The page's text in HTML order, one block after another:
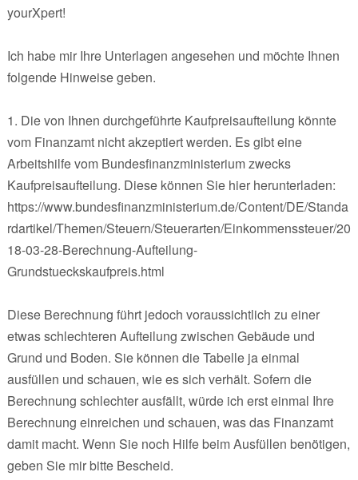
yourXpert!
Ich habe mir Ihre Unterlagen angesehen und möchte Ihnen
folgende Hinweise geben.
1. Die von Ihnen durchgeführte Kaufpreisaufteilung könnte
vom Finanzamt nicht akzeptiert werden. Es gibt eine
Arbeitshilfe vom Bundesfinanzministerium zwecks
Kaufpreisaufteilung. Diese können Sie hier herunterladen:
https://www.bundesfinanzministerium.de/Content/DE/Standa
rdartikel/Themen/Steuern/Steuerarten/Einkommenssteuer/20
18-03-28-Berechnung-Aufteilung-
Grundstueckskaufpreis.html
Diese Berechnung führt jedoch voraussichtlich zu einer
etwas schlechteren Aufteilung zwischen Gebäude und
Grund und Boden. Sie können die Tabelle ja einmal
ausfüllen und schauen, wie es sich verhält. Sofern die
Berechnung schlechter ausfällt, würde ich erst einmal Ihre
Berechnung einreichen und schauen, was das Finanzamt
damit macht. Wenn Sie noch Hilfe beim Ausfüllen benötigen,
geben Sie mir bitte Bescheid.